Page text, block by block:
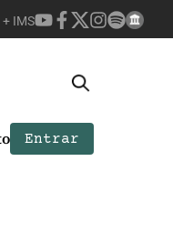
+ IMS
Entrar